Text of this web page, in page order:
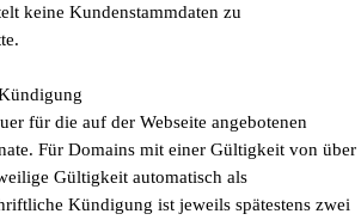
keine Kundenstammdaten zu
für die auf der Webseite angebotenen
Für Domains mit einer Gültigkeit von über
Gültigkeit automatisch als
Kündigung ist jeweils spätestens zwei